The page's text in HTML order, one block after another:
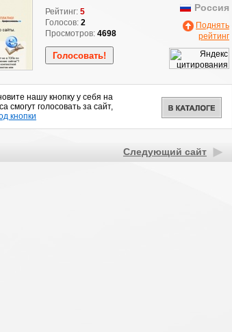
Рейтинг: 5
Голосов: 2
Просмотров: 4698
Россия
Поднять
рейтинг
нашу кнопку у себя на
смогут голосовать за сайт,
кнопки
Следующий сайт